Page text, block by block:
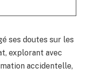
ses doutes sur les
explorant avec
accidentelle,